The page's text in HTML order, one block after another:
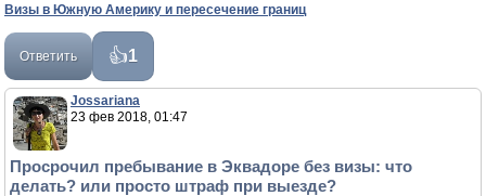
Визы в Южную Америку и пересечение границ
Ответить 1
Jossariana
23 фев 2018, 01:47
Просрочил пребывание в Эквадоре без визы: что
делать? или просто штраф при выезде?